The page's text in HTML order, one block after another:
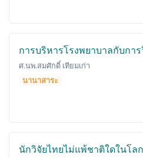
การบริหารโรงพยาบาลกับการ
ศ.นพ.สมศักดิ์ เทียมเก่า
นานาสาระ
นักวิจัยไทยไม่แพ้ชาติใดในโลก